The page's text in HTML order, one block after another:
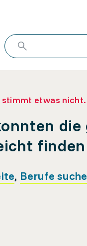
stimmt etwas nicht.
finden
, Berufe